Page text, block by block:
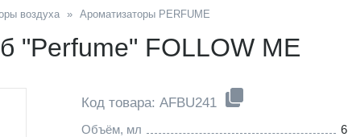
воздуха » Ароматизаторы PERFUME
"Perfume" FOLLOW ME
Код товара: AFBU241
Объём, мл
6